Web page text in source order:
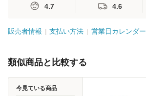
4.7 4.6
販売者情報 支払い方法 営業日カレンダー
類似商品と比較する
今見ている商品